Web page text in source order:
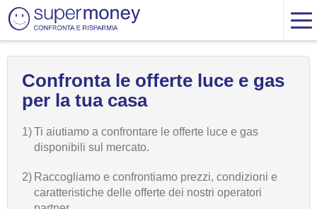
Confronta le offerte luce e gas
per la tua casa
1)Ti aiutiamo a confrontare le offerte luce e gas
disponibili sul mercato.
2) Raccogliamo e confrontiamo prezzi, condizioni e
caratteristiche delle offerte dei nostri operatori